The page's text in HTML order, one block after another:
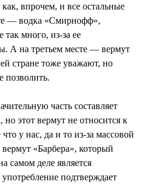
впрочем, и все остальные
— водка «Смирнофф»,
много, из-за ее
А на третьем месте — вермут
стране тоже уважают, но
позволить.
часть составляет
но этот вермут не относится к
у нас, да и то из-за массовой
«Барбера», который
самом деле является
подтверждает